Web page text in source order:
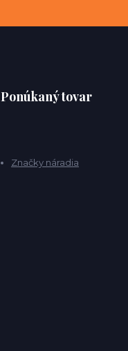
Ponúkaný tovar
Značky náradia